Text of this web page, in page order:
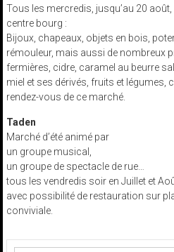
Tous les mercredis, jusqu’au 20 août,
centre bourg :
Bijoux, chapeaux, objets en bois,
rémouleur, mais aussi de nombreux
fermières, cidre, caramel au beurre
miel et ses dérivés, fruits et légumes,
rendez-vous de ce marché.
Taden
Marché d’été animé par
un groupe musical,
un groupe de spectacle de rue…
tous les vendredis soir en Juillet et
avec possibilité de restauration sur
conviviale.